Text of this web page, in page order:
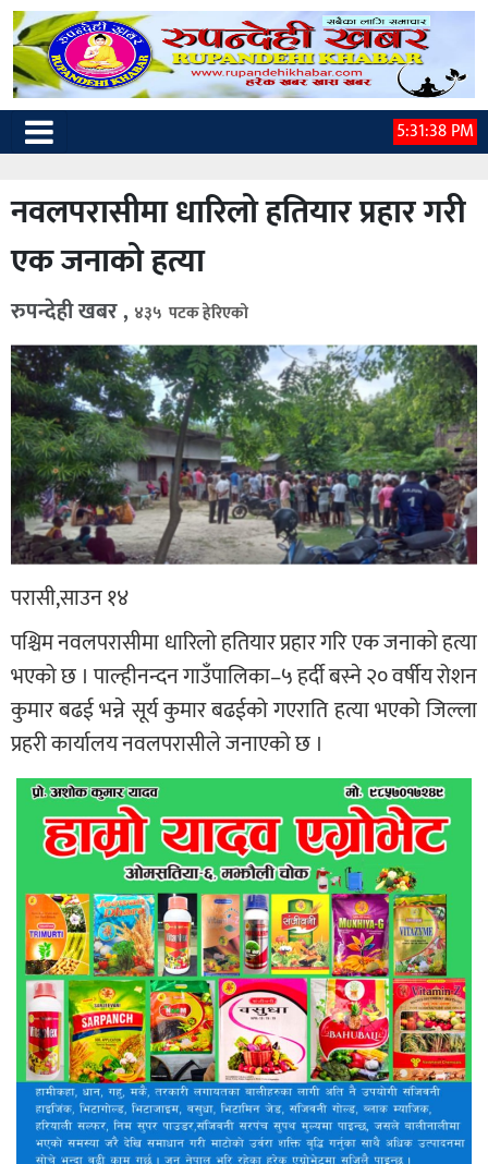
5:31:39 PM
नवलपरासीमा धारिलो हतियार प्रहार गरी
एक जनाको हत्या
रुपन्देही खबर , ४३५ पटक हेरिएको
परासी,साउन १४
पश्चिम नवलपरासीमा धारिलो हतियार प्रहार गरि एक जनाको हत्या
भएको छ । पाल्हीनन्दन गाउँपालिका–५ हर्दी बस्ने २० वर्षीय रोशन
कुमार बढई भन्ने सूर्य कुमार बढईको गएराति हत्या भएको जिल्ला
प्रहरी कार्यालय नवलपरासीले जनाएको छ ।